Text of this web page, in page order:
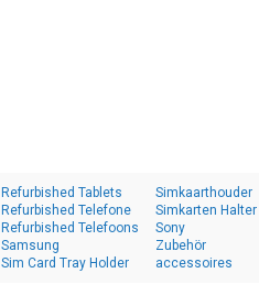
Refurbished Tablets
Refurbished Telefone
Refurbished Telefoons
Samsung
Sim Card Tray Holder
Simkaarthouder
Simkarten Halter
Sony
Zubehör
accessoires